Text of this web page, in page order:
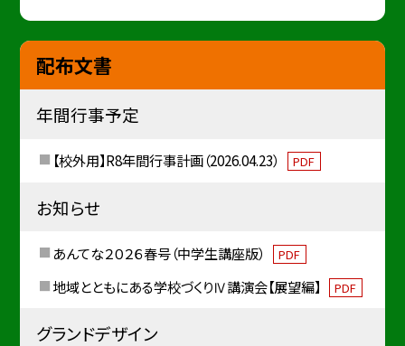
配布文書
年間行事予定
【校外用】R8年間行事計画（2026.04.23） PDF
お知らせ
あんてな２０２６春号（中学生講座版） PDF
地域とともにある学校づくりⅣ講演会【展望編】 PDF
グランドデザイン